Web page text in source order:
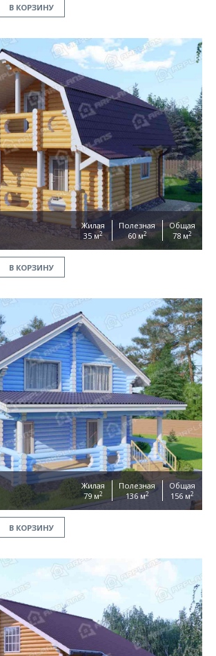
В КОРЗИНУ
Жилая
35 м2
Полезная
60 м2
Общая
78 м2
В КОРЗИНУ
Жилая
79 м2
Полезная
136 м2
Общая
156 м2
В КОРЗИНУ